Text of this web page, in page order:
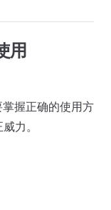
用
握正确的使用方
力。